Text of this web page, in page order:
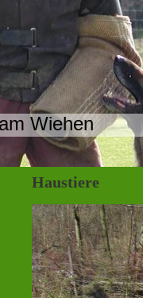
Wiehen
Haustiere